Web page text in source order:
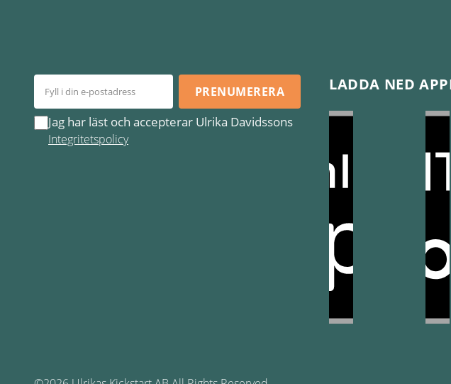
PRENUMERERA
Jag har läst och accepterar Ulrika Davidssons
Integritetspolicy
LADDA NED